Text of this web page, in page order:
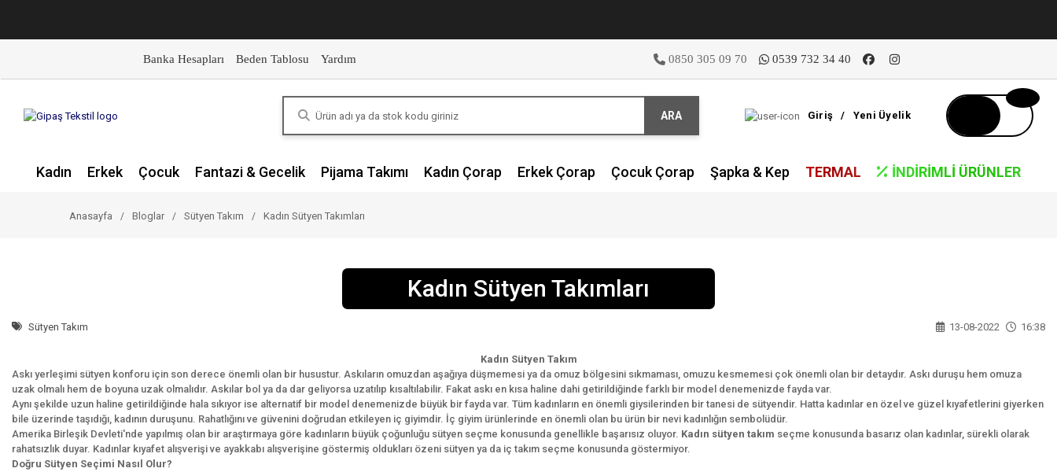
Banka Hesapları Beden Tablosu Yardım 0850 305 09 70 0539 732 34 40
ARA Giriş / Yeni Üyelik
Kadın Erkek Çocuk Fantazi & Gecelik Pijama Takımı Kadın Çorap Erkek Çorap Çocuk Çorap Şapka & Kep TERMAL İNDIRIMLI ÜRÜNLER
Anasayfa Bloglar Sütyen Takım Kadın Sütyen Takımları
Kadın Sütyen Takımları
Sütyen Takım 13-08-2022 16:38
Kadın Sütyen Takım
Askı yerleşimi sütyen konforu için son derece önemli olan bir husustur. Askıların omuzdan aşağıya düşmemesi ya da omuz bölgesini sıkmaması, omuzu kesmemesi çok önemli olan bir detaydır. Askı duruşu hem omuza
uzak olmalı hem de boyuna uzak olmalıdır. Askılar bol ya da dar geliyorsa uzatılıp kısaltılabilir. Fakat askı en kısa haline dahi getirildiğinde farklı bir model denemenizde fayda var.
Aynı şekilde uzun haline getirildiğinde hala sıkıyor ise alternatif bir model denemenizde büyük bir fayda var. Tüm kadınların en önemli giysilerinden bir tanesi de sütyendir. Hatta kadınlar en özel ve güzel kıyafetlerini giyerken
bile üzerinde taşıdığı, kadının duruşunu. Rahatlığını ve güvenini doğrudan etkileyen iç giyimdir. İç giyim ürünlerinde en önemli olan bu ürün bir nevi kadınlığın sembolüdür.
Amerika Birleşik Devleti'nde yapılmış olan bir araştırmaya göre kadınların büyük çoğunluğu sütyen seçme konusunda genellikle başarısız oluyor. Kadın sütyen takım seçme konusunda basarız olan kadınlar, sürekli olarak
rahatsızlık duyar. Kadınlar kıyafet alışverişi ve ayakkabı alışverişine göstermiş oldukları özeni sütyen ya da iç takım seçme konusunda göstermiyor.
Doğru Sütyen Seçimi Nasıl Olur?